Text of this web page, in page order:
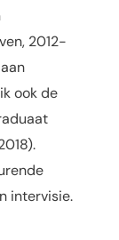
2012-
ook de
intervisie.